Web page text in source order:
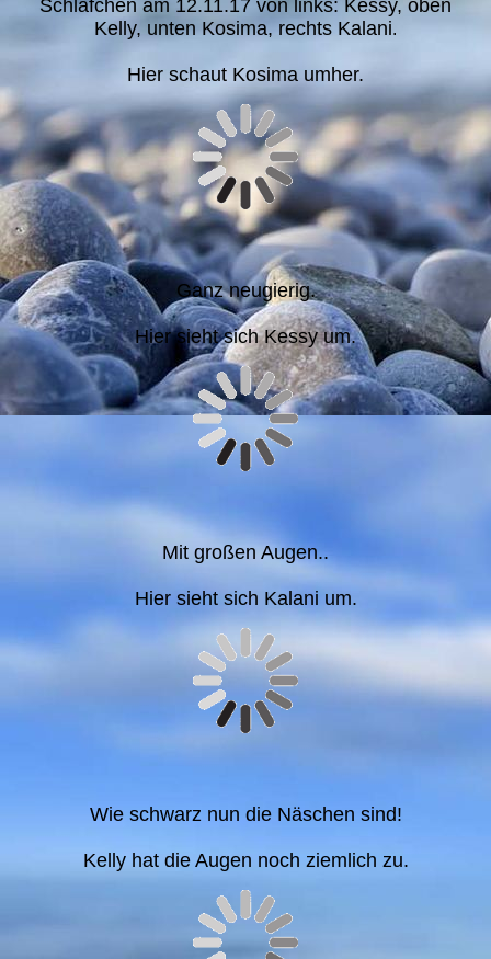
Schläfchen am 12.11.17 von links: Kessy, oben
Kelly, unten Kosima, rechts Kalani.
Hier schaut Kosima umher.
Ganz neugierig.
Hier sieht sich Kessy um.
Mit großen Augen..
Hier sieht sich Kalani um.
Wie schwarz nun die Näschen sind!
Kelly hat die Augen noch ziemlich zu.